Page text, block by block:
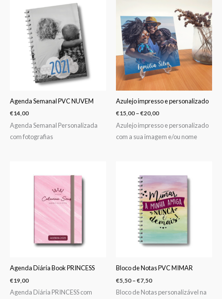
Agenda Semanal PVC NUVEM
€14,00
Agenda Semanal Personalizada
com fotografias
Azulejo impresso e personalizado
€15,00 – €20,00
€15,00
through
€20,00
Azulejo impresso e personalizado
com a sua imagem e/ou nome
Agenda Diária Book PRINCESS
€19,00
Agenda Diária PRINCESS com
Bloco de Notas PVC MIMAR
€5,50 – €7,50
through
€7,50
Bloco de Notas personalizável na